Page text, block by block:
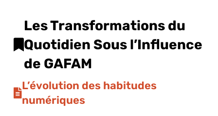
Les Transformations du
Quotidien Sous l’Influence
de GAFAM
L’évolution des habitudes
numériques